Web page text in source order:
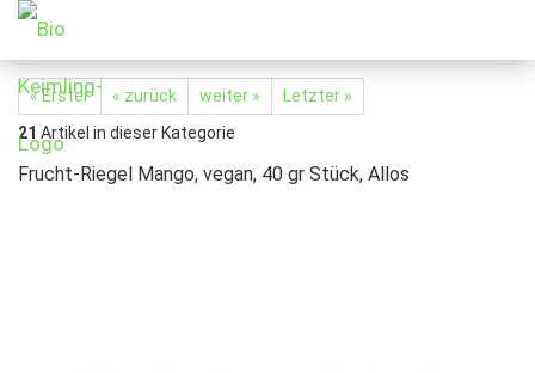
« Erster « zurück weiter »
Letzter »
21 Artikel in dieser Kategorie
Frucht-Riegel Mango, vegan, 40 gr Stück, Allos